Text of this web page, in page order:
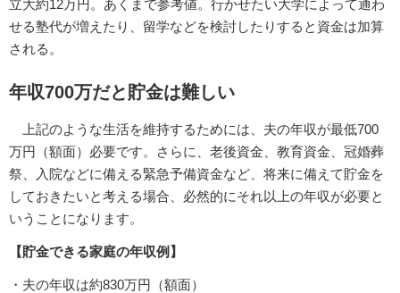
立大約12万円。あくまで参考値。行かせたい大学によって通わ
せる塾代が増えたり、留学などを検討したりすると資金は加算
される。
年収700万だと貯金は難しい
上記のような生活を維持するためには、夫の年収が最低700
万円（額面）必要です。さらに、老後資金、教育資金、冠婚葬
祭、入院などに備える緊急予備資金など、将来に備えて貯金を
しておきたいと考える場合、必然的にそれ以上の年収が必要と
いうことになります。
【貯金できる家庭の年収例】
・夫の年収は約830万円（額面）